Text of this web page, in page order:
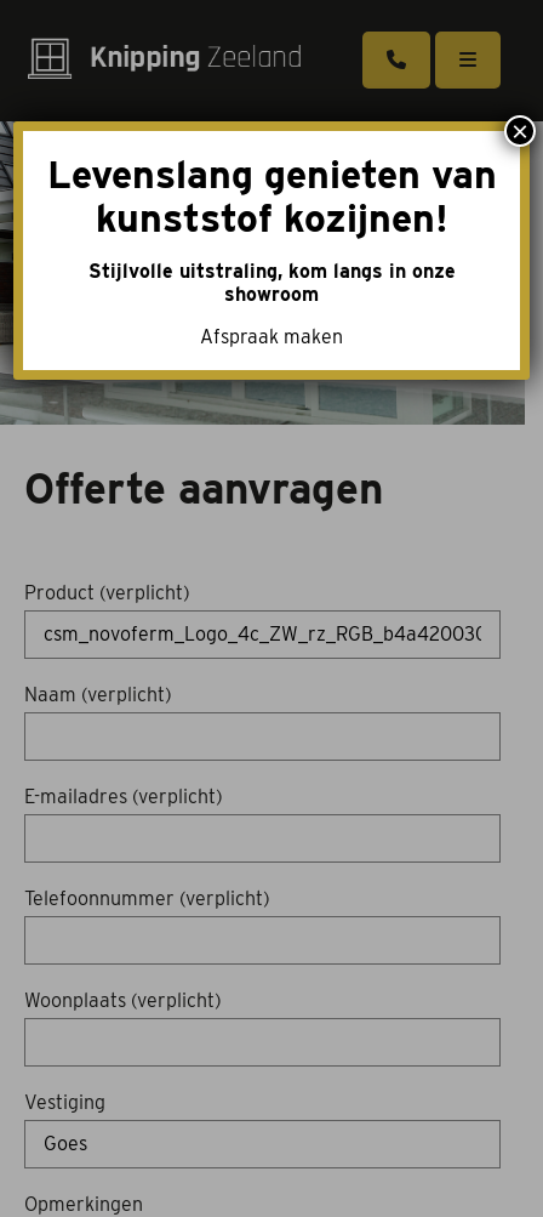
Kozijnen
Deuren
Schuifpuien
Tuindeuren
Toebehoren
Acties
Merken
Offerte aanvragen
Contact
Offerte aanvragen
Product (verplicht)
Naam (verplicht)
E-mailadres (verplicht)
Telefoonnummer (verplicht)
Woonplaats (verplicht)
Vestiging
Opmerkingen
Levenslang genieten van
kunststof kozijnen!
Stijlvolle uitstraling, kom langs in onze
showroom
Afspraak maken
×